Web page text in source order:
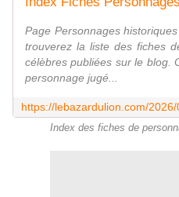
Page Personnages
trouverez la liste des fiches
célèbres publiées sur le blog.
personnage jugé...
Index des fiches de